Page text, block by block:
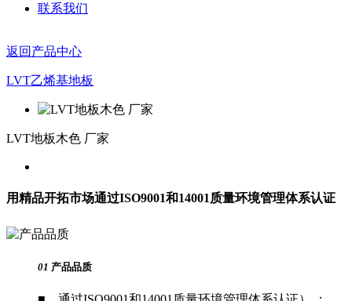
联系我们
返回产品中心
LVT乙烯基地板
LVT地板木色 厂家
用精品开拓市场通过ISO9001和14001质量环境管理体系认证
01 产品品质